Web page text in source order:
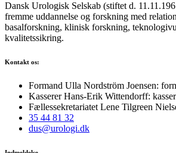
Dansk Urologisk Selskab (stiftet d.
fremme uddannelse og forskning med
basalforskning, klinisk forskning,
kvalitetssikring.
Kontakt os:
Formand Ulla Nordström Joensen:
Kasserer Hans-Erik Wittendorff:
Fællessekretariatet Lene Tilgreen
35 44 81 32
dus@urologi.dk